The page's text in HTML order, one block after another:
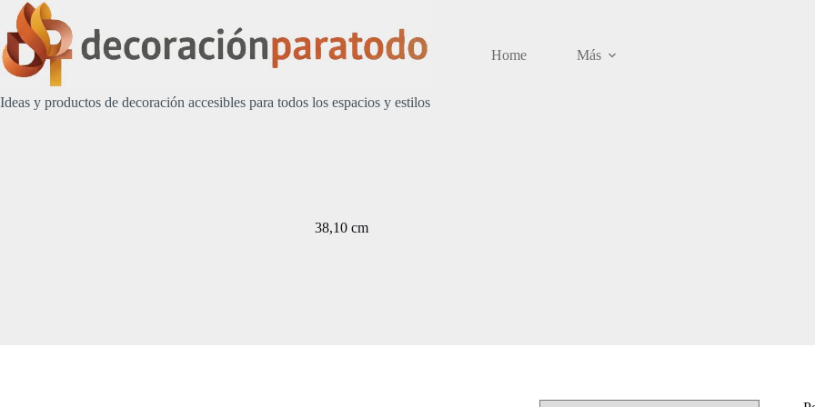
Saltar
contenido
Ideas y productos de decoración accesibles para todos los espacios y estilos
Home Más
38,10 cm